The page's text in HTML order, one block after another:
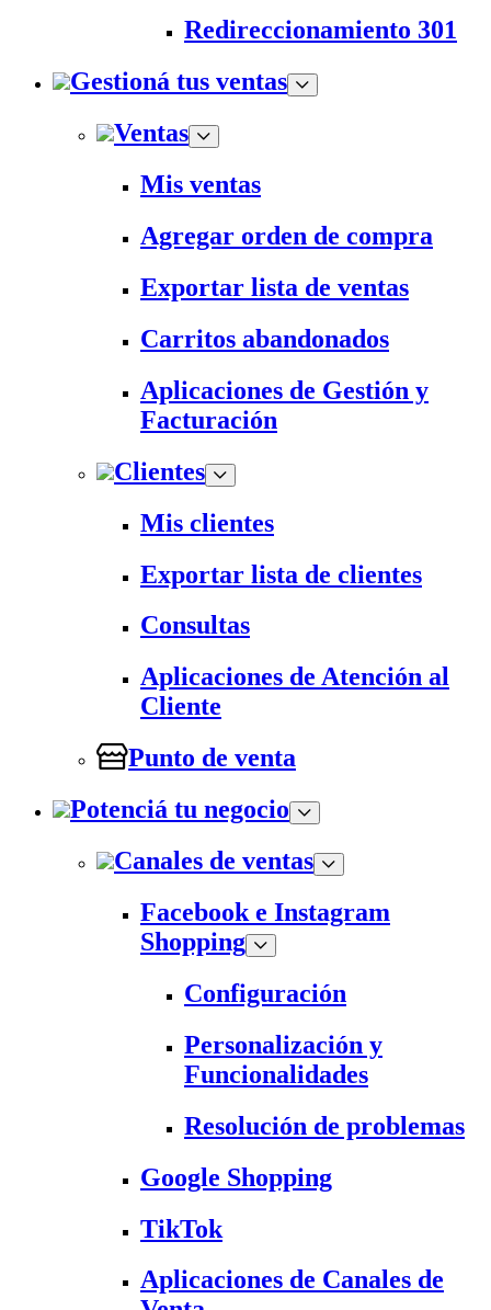
Redireccionamiento 301
Gestioná tus ventas
Ventas
Mis ventas
Agregar orden de compra
Exportar lista de ventas
Carritos abandonados
Aplicaciones de Gestión y
Facturación
Clientes
Mis clientes
Exportar lista de clientes
Consultas
Aplicaciones de Atención al
Cliente
Punto de venta
Potenciá tu negocio
Canales de ventas
Facebook e Instagram
Shopping
Configuración
Personalización y
Funcionalidades
Resolución de problemas
Google Shopping
TikTok
Aplicaciones de Canales de